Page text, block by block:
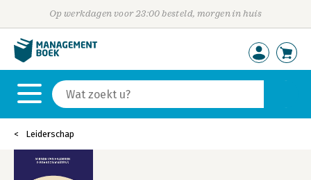
Op werkdagen voor 23:00 besteld, morgen in huis
Leiderschap